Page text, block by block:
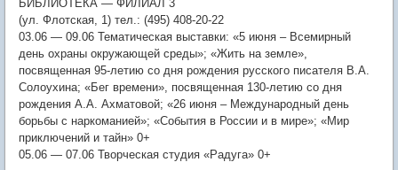
БИБЛИОТЕКА — ФИЛИАЛ 3
(ул. Флотская, 1) тел.: (495) 408-20-22
03.06 — 09.06 Тематическая выставки: «5 июня – Всемирный
день охраны окружающей среды»; «Жить на земле»,
посвященная 95-летию со дня рождения русского писателя В.А.
Солоухина; «Бег времени», посвященная 130-летию со дня
рождения А.А. Ахматовой; «26 июня – Международный день
борьбы с наркоманией»; «События в России и в мире»; «Мир
приключений и тайн» 0+
05.06 — 07.06 Творческая студия «Радуга» 0+